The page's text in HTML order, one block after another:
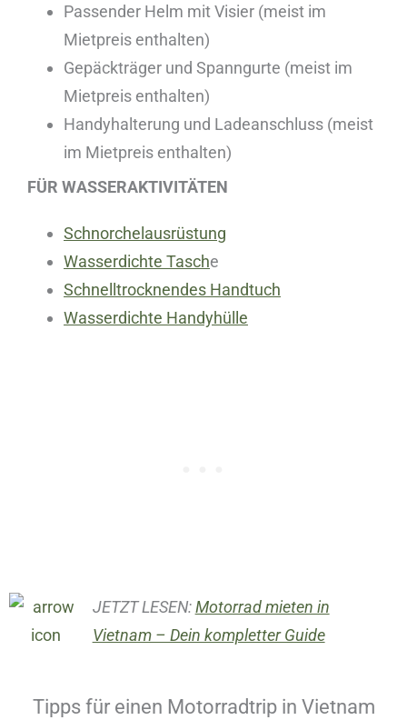
Passender Helm mit Visier (meist im
Mietpreis enthalten)
Gepäckträger und Spanngurte (meist im
Mietpreis enthalten)
Handyhalterung und Ladeanschluss (meist
im Mietpreis enthalten)
FÜR WASSERAKTIVITÄTEN
Schnorchelausrüstung
Wasserdichte Tasche
Schnelltrocknendes Handtuch
Wasserdichte Handyhülle
JETZT LESEN:Motorrad mieten in
Vietnam – Dein kompletter Guide
Tipps für einen Motorradtrip in Vietnam